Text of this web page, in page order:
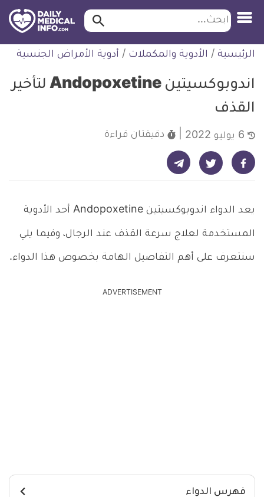
التخطي
للمحتوى
طبية
ابحث ابحث…
الرئيسية / الأدوية والمكملات / أدوية الأمراض الجنسية
اندوبوكسيتين Andopoxetine لتأخير
القذف
دقيقتان قراءة
شارك على فيسبوك - ديلي ميديكال انفو شارك على تويتر - ديلي ميديكال انفو شارك على تيليجرام - ديلي ميديكال انفو
يعد الدواء اندوبوكسيتين Andopoxetine أحد الأدوية
المستخدمة لعلاج سرعة القذف عند الرجال، وفيما يلي
سنتعرف على أهم التفاصيل الهامة بخصوص هذا الدواء.
ADVERTISEMENT
فهرس الدواء